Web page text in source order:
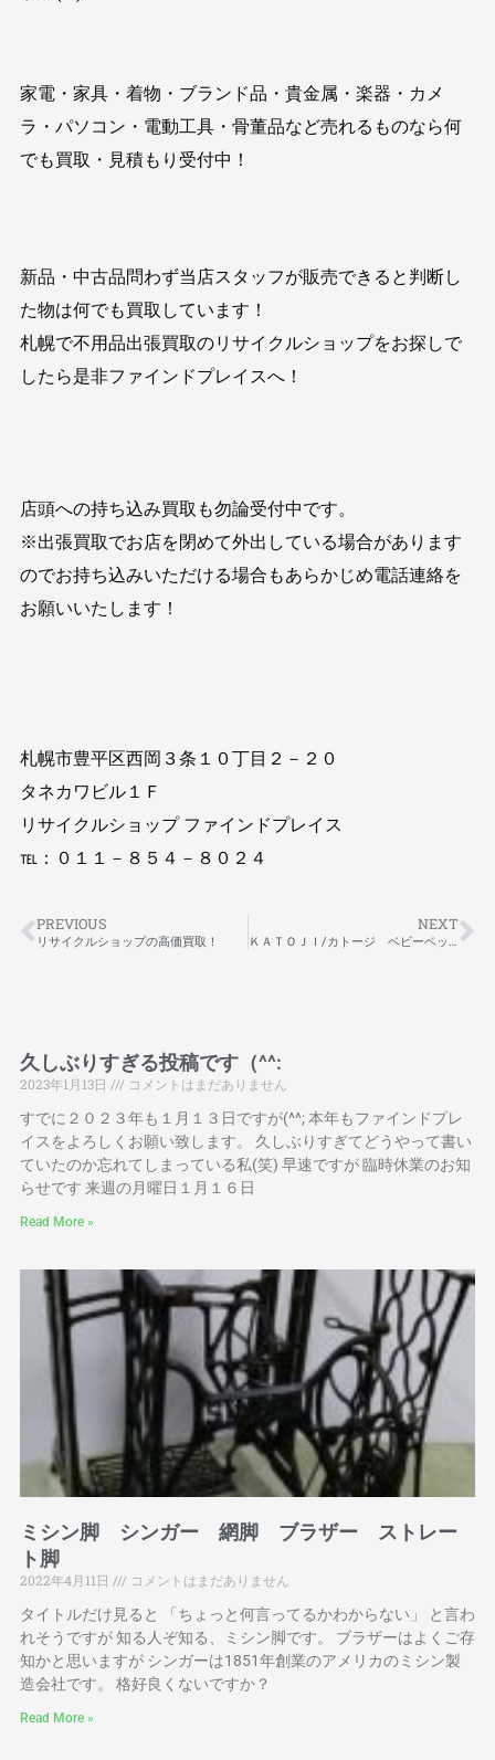
家電・家具・着物・ブランド品・貴金属・楽器・カメ
ラ・パソコン・電動工具・骨董品など売れるものなら何
でも買取・見積もり受付中！
新品・中古品問わず当店スタッフが販売できると判断し
た物は何でも買取しています！
札幌で不用品出張買取のリサイクルショップをお探しで
したら是非ファインドプレイスへ！
店頭への持ち込み買取も勿論受付中です。
※出張買取でお店を閉めて外出している場合があります
のでお持ち込みいただける場合もあらかじめ電話連絡を
お願いいたします！
札幌市豊平区西岡３条１０丁目２－２０
タネカワビル１Ｆ
リサイクルショップ ファインドプレイス
℡：０１１－８５４－８０２４
PREVIOUS
リサイクルショップの高価買取！
NEXT
ＫＡＴＯＪＩ/カトージ ベビーベッド 入荷いたしました！
久しぶりすぎる投稿です（^^:
2023年1月13日
コメントはまだありません
すでに２０２３年も１月１３日ですが(^^; 本年もファインドプレ
イスをよろしくお願い致します。 久しぶりすぎてどうやって書い
ていたのか忘れてしまっている私(笑) 早速ですが 臨時休業のお知
らせです 来週の月曜日１月１６日
Read More »
ミシン脚 シンガー 網脚 ブラザー ストレー
ト脚
2022年4月11日
コメントはまだありません
タイトルだけ見ると 「ちょっと何言ってるかわからない」 と言わ
れそうですが 知る人ぞ知る、ミシン脚です。 ブラザーはよくご存
知かと思いますが シンガーは1851年創業のアメリカのミシン製
造会社です。 格好良くないですか？
Read More »